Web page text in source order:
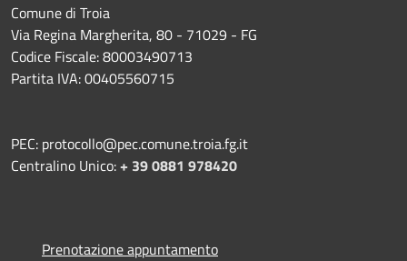
Comune di Troia
Via Regina Margherita, 80 - 71029 - FG
Codice Fiscale: 80003490713
Partita IVA: 00405560715
PEC: protocollo@pec.comune.troia.fg.it
Centralino Unico:+ 39 0881 978420
Prenotazione appuntamento